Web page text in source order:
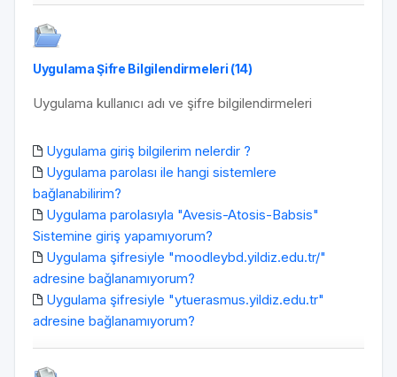
Uygulama Şifre Bilgilendirmeleri (14)
Uygulama kullanıcı adı ve şifre bilgilendirmeleri
Uygulama giriş bilgilerim nelerdir ?
Uygulama parolası ile hangi sistemlere
bağlanabilirim?
Uygulama parolasıyla "Avesis-Atosis-Babsis"
Sistemine giriş yapamıyorum?
Uygulama şifresiyle "moodleybd.yildiz.edu.tr/"
adresine bağlanamıyorum?
Uygulama şifresiyle "ytuerasmus.yildiz.edu.tr"
adresine bağlanamıyorum?